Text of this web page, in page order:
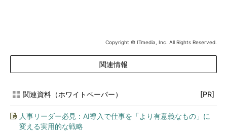
Copyright © ITmedia, Inc. All Rights Reserved.
関連情報
関連資料（ホワイトペーパー） [PR]
人事リーダー必見：AI導入で仕事を「より有意義なもの」に
変える実用的な戦略